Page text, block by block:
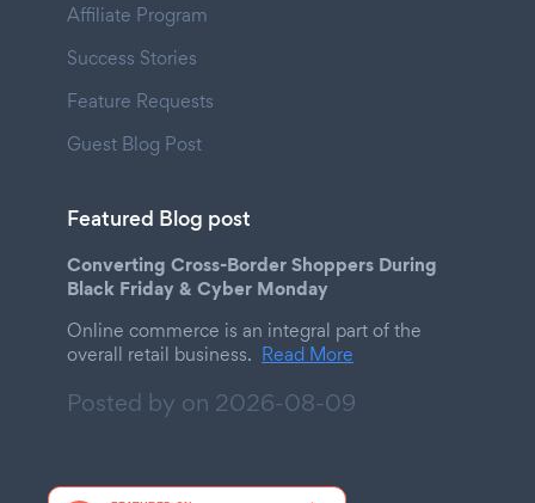
Affiliate Program
Success Stories
Feature Requests
Guest Blog Post
Featured Blog post
Converting Cross-Border Shoppers During
Black Friday & Cyber Monday
Online commerce is an integral part of the
overall retail business. Read More
Posted by on 2026-08-09